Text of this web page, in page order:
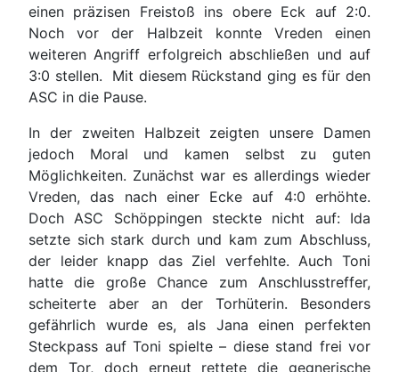
einen präzisen Freistoß ins obere Eck auf 2:0.
Noch vor der Halbzeit konnte Vreden einen
weiteren Angriff erfolgreich abschließen und auf
3:0 stellen. Mit diesem Rückstand ging es für den
ASC in die Pause.
In der zweiten Halbzeit zeigten unsere Damen
jedoch Moral und kamen selbst zu guten
Möglichkeiten. Zunächst war es allerdings wieder
Vreden, das nach einer Ecke auf 4:0 erhöhte.
Doch ASC Schöppingen steckte nicht auf: Ida
setzte sich stark durch und kam zum Abschluss,
der leider knapp das Ziel verfehlte. Auch Toni
hatte die große Chance zum Anschlusstreffer,
scheiterte aber an der Torhüterin. Besonders
gefährlich wurde es, als Jana einen perfekten
Steckpass auf Toni spielte – diese stand frei vor
dem Tor, doch erneut rettete die gegnerische